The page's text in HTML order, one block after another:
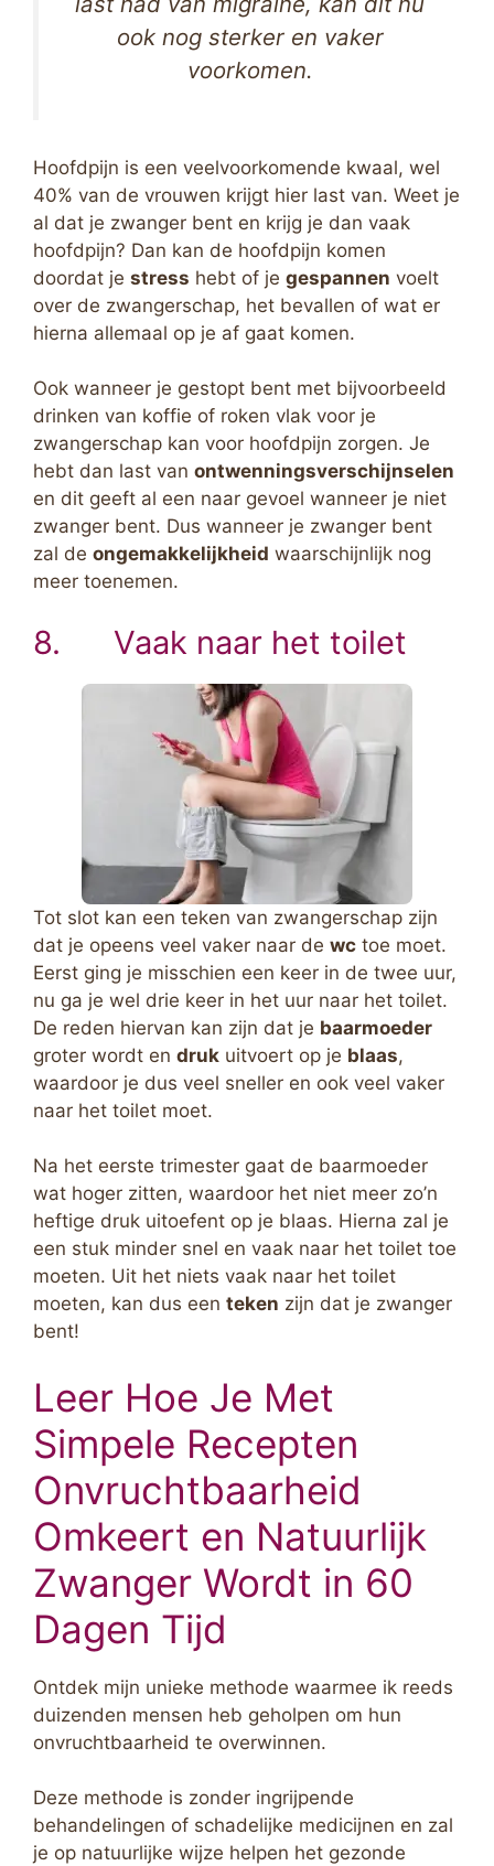
ook nog sterker en vaker
voorkomen.
Hoofdpijn is een veelvoorkomende kwaal, wel
40% van de vrouwen krijgt hier last van. Weet je
al dat je zwanger bent en krijg je dan vaak
hoofdpijn? Dan kan de hoofdpijn komen
doordat je stress hebt of je gespannen voelt
over de zwangerschap, het bevallen of wat er
hierna allemaal op je af gaat komen.
Ook wanneer je gestopt bent met bijvoorbeeld
drinken van koffie of roken vlak voor je
zwangerschap kan voor hoofdpijn zorgen. Je
hebt dan last van ontwenningsverschijnselen
en dit geeft al een naar gevoel wanneer je niet
zwanger bent. Dus wanneer je zwanger bent
zal de ongemakkelijkheid waarschijnlijk nog
meer toenemen.
8. Vaak naar het toilet
Tot slot kan een teken van zwangerschap zijn
dat je opeens veel vaker naar de wc toe moet.
Eerst ging je misschien een keer in de twee uur,
nu ga je wel drie keer in het uur naar het toilet.
De reden hiervan kan zijn dat je baarmoeder
groter wordt en druk uitvoert op je blaas,
waardoor je dus veel sneller en ook veel vaker
naar het toilet moet.
Na het eerste trimester gaat de baarmoeder
wat hoger zitten, waardoor het niet meer zo’n
heftige druk uitoefent op je blaas. Hierna zal je
een stuk minder snel en vaak naar het toilet toe
moeten. Uit het niets vaak naar het toilet
moeten, kan dus een teken zijn dat je zwanger
bent!
Leer Hoe Je Met
Simpele Recepten
Onvruchtbaarheid
Omkeert en Natuurlijk
Zwanger Wordt in 60
Dagen Tijd
Ontdek mijn unieke methode waarmee ik reeds
duizenden mensen heb geholpen om hun
onvruchtbaarheid te overwinnen.
Deze methode is zonder ingrijpende
behandelingen of schadelijke medicijnen en zal
je op natuurlijke wijze helpen het gezonde